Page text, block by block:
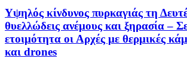
Υψηλός κίνδυνος πυρκαγιάς τη
θυελλώδεις ανέμους και ξηρασία –
ετοιμότητα οι Αρχές με θερμικές
και drones